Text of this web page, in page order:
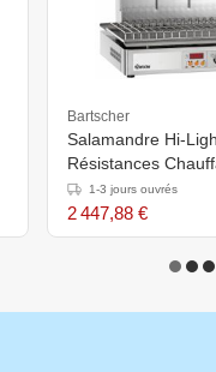
Bartscher
Salamandre Hi-
Résistances
4,5kW -
1-3 jours ouvrés
2 447,88 €